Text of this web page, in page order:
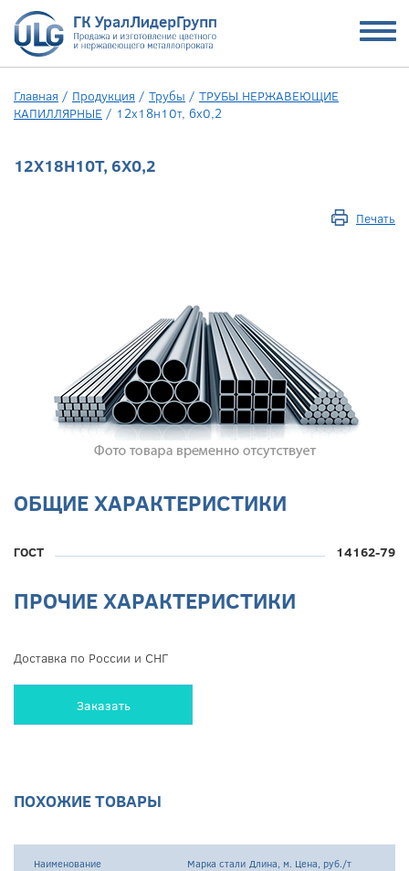
Главная / Продукция / Трубы / ТРУБЫ НЕРЖАВЕЮЩИЕ
КАПИЛЛЯРНЫЕ / 12х18н10т, 6х0,2
12Х18Н10Т, 6Х0,2
Печать
ОБЩИЕ ХАРАКТЕРИСТИКИ
ГОСТ 14162-79
ПРОЧИЕ ХАРАКТЕРИСТИКИ
Доставка по России и СНГ
Заказать
ПОХОЖИЕ ТОВАРЫ
Наименование Марка стали Длина, м. Цена, руб./т